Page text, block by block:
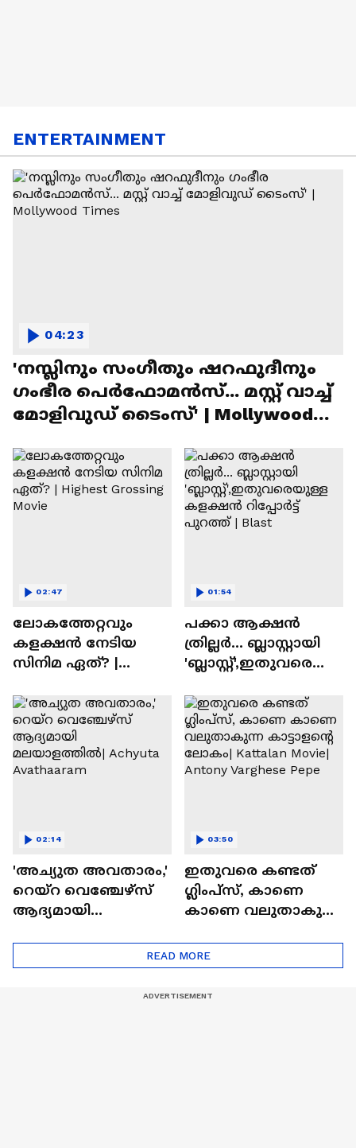
ENTERTAINMENT
'നസ്ലിനും സംഗീതും ഷറഫുദീനും
ഗംഭീര പെർഫോമൻസ്... മസ്റ്റ് വാച്ച്
മോളിവുഡ് ടൈംസ്' | Mollywood
04:23
ലോകത്തേറ്റവും
കളക്ഷൻ നേടിയ
സിനിമ ഏത്? |
Movie
02:47
പക്കാ ആക്ഷൻ
ത്രില്ലർ... ബ്ലാസ്റ്റായി
'ബ്ലാസ്റ്റ്',ഇതുവരെയു
റിപ്പോർട്ട് പുറത്ത് |
Blast
01:54
'അച്യുത അവതാരം,'
റെയ്റ വെഞ്ചേഴ്‌സ്
ആദ്യമായി
Achyuta Avathaaram
02:14
ഇതുവരെ കണ്ടത്
ഗ്ലിംപ്സ്, കാണെ
കാണെ വലുതാകുന്ന
Kattalan Movie|
Antony Varghese Pepe
03:50
READ MORE